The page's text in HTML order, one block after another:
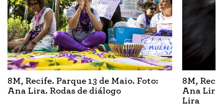
8M, Recife. Parque 13 de Maio. Foto:
Ana Lira. Rodas de diálogo
8M,
Ana Lira.
Lira